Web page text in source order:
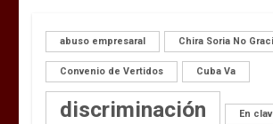
abuso empresaral Chira Soria No
Convenio de Vertidos Cuba Va
discriminación En